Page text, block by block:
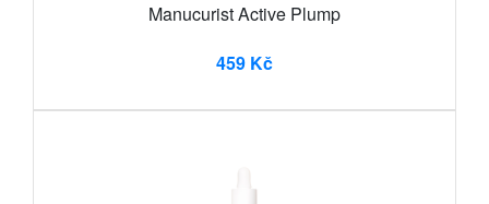
Manucurist Active Plump
459 Kč